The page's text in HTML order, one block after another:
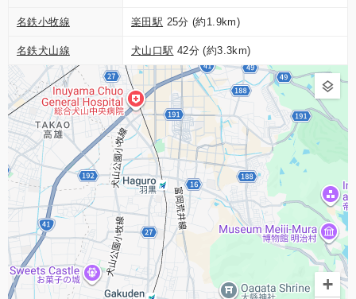
名鉄小牧線 楽田駅 25分 (約1.9km)
名鉄犬山線 犬山口駅 42分 (約3.3km)
+